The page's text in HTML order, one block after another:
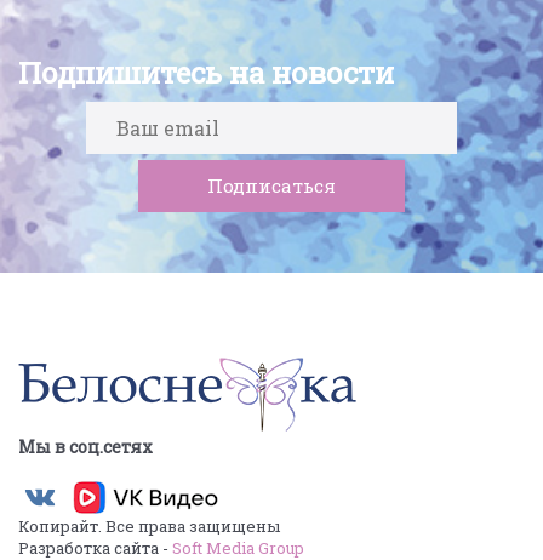
Подпишитесь на новости
Мы в соц.сетях
Копирайт. Все права защищены
Разработка сайта - Soft Media Group